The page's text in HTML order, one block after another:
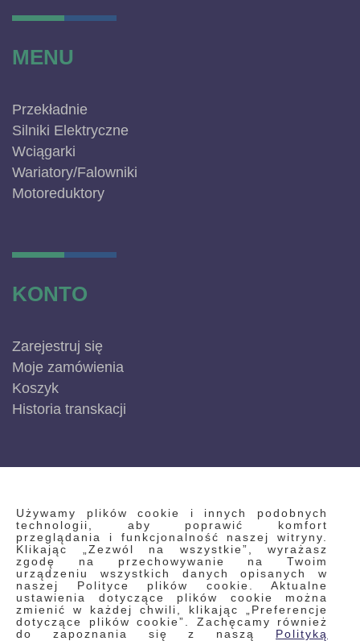
Używamy plików cookie i innych podobnych
technologii, aby poprawić komfort
przeglądania i funkcjonalność naszej witryny.
Klikając „Zezwól na wszystkie”, wyrażasz
zgodę na przechowywanie na Twoim
urządzeniu wszystkich danych opisanych w
naszej Polityce plików cookie. Aktualne
ustawienia dotyczące plików cookie można
zmienić w każdej chwili, klikając „Preferencje
dotyczące plików cookie”. Zachęcamy również
do zapoznania się z naszą Polityką
MENU
Przekładnie
Silniki Elektryczne
Wciągarki
Wariatory/Falowniki
Motoreduktory
KONTO
Zarejestruj się
Moje zamówienia
Koszyk
Historia transkacji
INFORMACJE
Regulamin
Polityka prywatności i pliki cookie
Wyszukiwane frazy
Wyszukiwanie zaawansowane